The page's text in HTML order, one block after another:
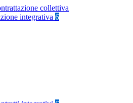
collettiva
integrativa 6